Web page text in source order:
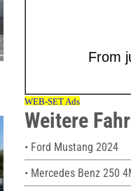
Weitere
• Ford Mustang 2024
• Mercedes Benz 250